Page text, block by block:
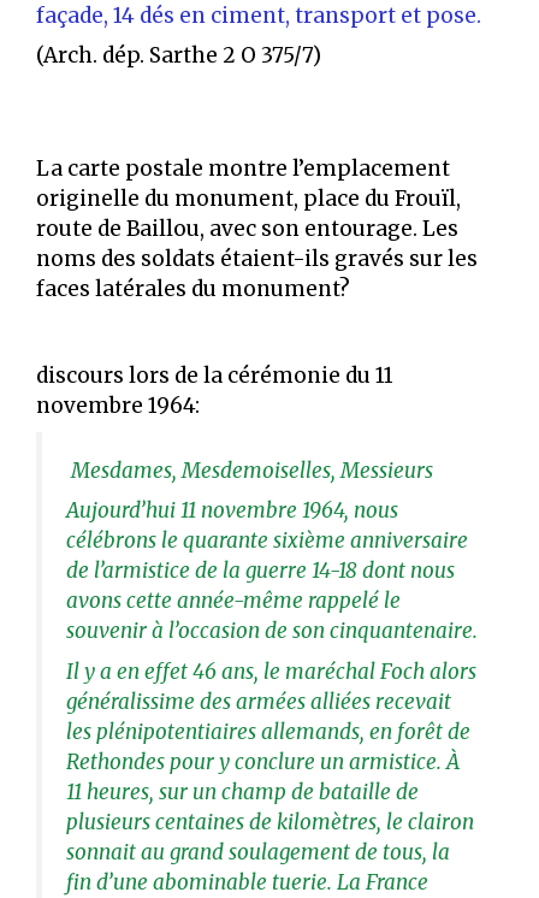
façade, 14 dés en ciment, transport et pose.
(Arch. dép. Sarthe 2 O 375/7)
La carte postale montre l’emplacement
originelle du monument, place du Frouïl,
route de Baillou, avec son entourage. Les
noms des soldats étaient-ils gravés sur les
faces latérales du monument?
discours lors de la cérémonie du 11
novembre 1964:
Mesdames, Mesdemoiselles, Messieurs
Aujourd’hui 11 novembre 1964, nous
célébrons le quarante sixième anniversaire
de l’armistice de la guerre 14-18 dont nous
avons cette année-même rappelé le
souvenir à l’occasion de son cinquantenaire.
Il y a en effet 46 ans, le maréchal Foch alors
généralissime des armées alliées recevait
les plénipotentiaires allemands, en forêt de
Rethondes pour y conclure un armistice. À
11 heures, sur un champ de bataille de
plusieurs centaines de kilomètres, le clairon
sonnait au grand soulagement de tous, la
fin d’une abominable tuerie. La France